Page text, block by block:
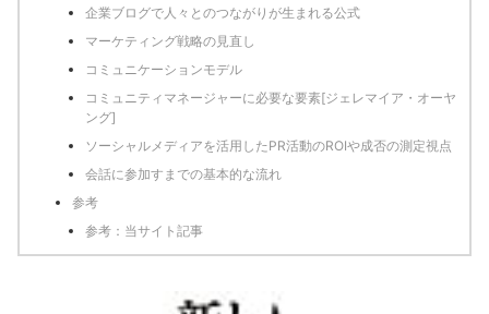
企業ブログで人々とのつながりが生まれる公式
マーケティング戦略の見直し
コミュニケーションモデル
コミュニティマネージャーに必要な要素[ジェレマイア・オーヤ
ング]
ソーシャルメディアを活用したPR活動のROIや成否の測定視点
会話に参加すまでの基本的な流れ
参考
参考：当サイト記事